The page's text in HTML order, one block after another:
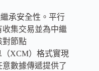
承安全性。平行
集交易並為中繼
對節點
（XCM）格式實現
數據傳遞提供了